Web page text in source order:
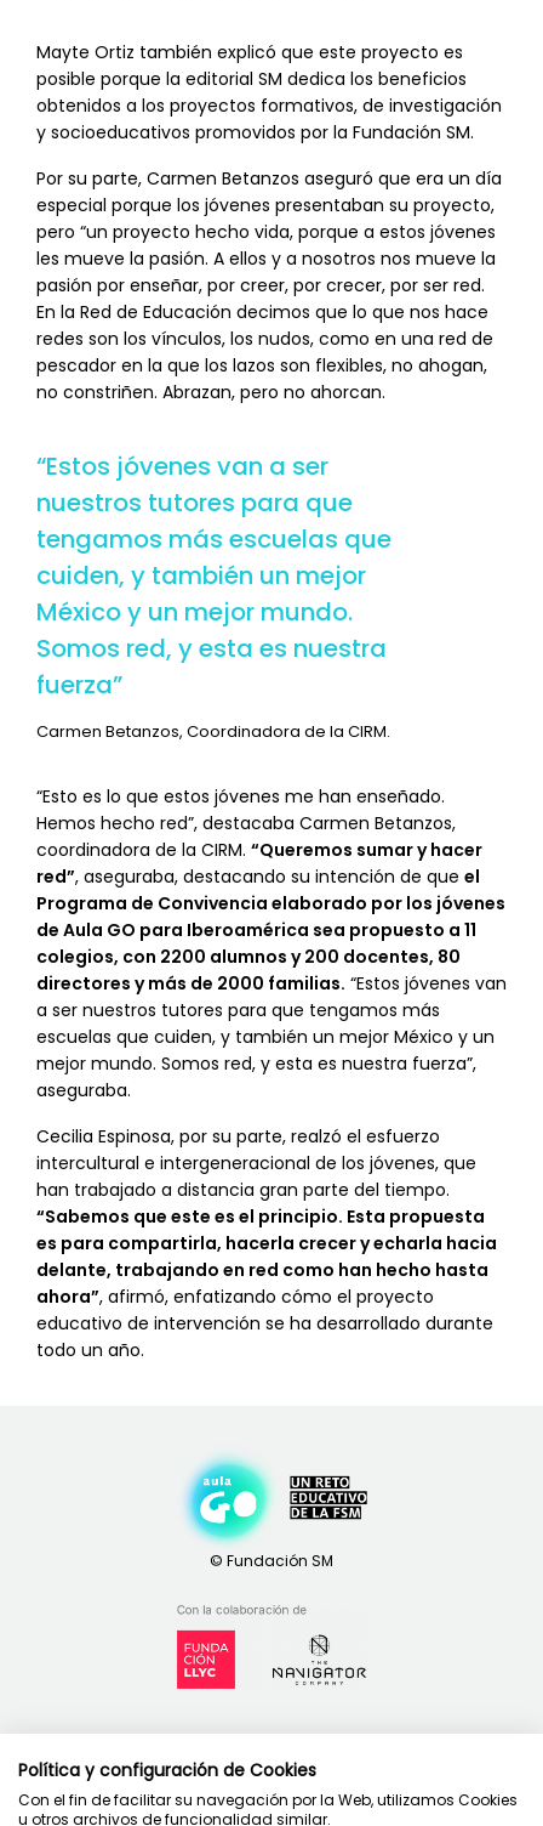
Mayte Ortiz también explicó que este proyecto es
posible porque la editorial SM dedica los beneficios
obtenidos a los proyectos formativos, de investigación
y socioeducativos promovidos por la Fundación SM.
Por su parte, Carmen Betanzos aseguró que era un día
especial porque los jóvenes presentaban su proyecto,
pero “un proyecto hecho vida, porque a estos jóvenes
les mueve la pasión. A ellos y a nosotros nos mueve la
pasión por enseñar, por creer, por crecer, por ser red.
En la Red de Educación decimos que lo que nos hace
redes son los vínculos, los nudos, como en una red de
pescador en la que los lazos son flexibles, no ahogan,
no constriñen. Abrazan, pero no ahorcan.
“Estos jóvenes van a ser
nuestros tutores para que
tengamos más escuelas que
cuiden, y también un mejor
México y un mejor mundo.
Somos red, y esta es nuestra
fuerza”
Carmen Betanzos, Coordinadora de la CIRM.
“Esto es lo que estos jóvenes me han enseñado.
Hemos hecho red”, destacaba Carmen Betanzos,
coordinadora de la CIRM. “Queremos sumar y hacer
red”, aseguraba, destacando su intención de que el
Programa de Convivencia elaborado por los jóvenes
de Aula GO para Iberoamérica sea propuesto a 11
colegios, con 2200 alumnos y 200 docentes, 80
directores y más de 2000 familias. “Estos jóvenes van
a ser nuestros tutores para que tengamos más
escuelas que cuiden, y también un mejor México y un
mejor mundo. Somos red, y esta es nuestra fuerza”,
aseguraba.
Cecilia Espinosa, por su parte, realzó el esfuerzo
intercultural e intergeneracional de los jóvenes, que
han trabajado a distancia gran parte del tiempo.
“Sabemos que este es el principio. Esta propuesta
es para compartirla, hacerla crecer y echarla hacia
delante, trabajando en red como han hecho hasta
ahora”, afirmó, enfatizando cómo el proyecto
educativo de intervención se ha desarrollado durante
todo un año.
Contacto
Política de privacidad
Condiciones de uso
Política y configuración de Cookies
Con el fin de facilitar su navegación por la Web, utilizamos Cookies
u otros archivos de funcionalidad similar.